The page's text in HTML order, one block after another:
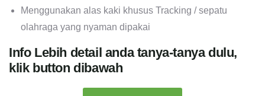
Menggunakan alas kaki khusus Tracking / sepatu
olahraga yang nyaman dipakai
Info Lebih detail anda tanya-tanya dulu,
klik button dibawah